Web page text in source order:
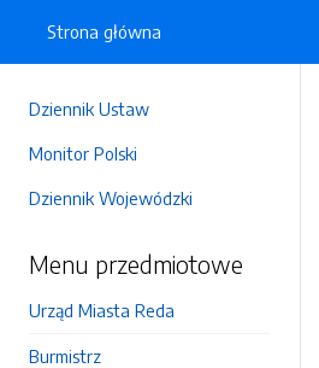
Dziennik Ustaw
Monitor Polski
Dziennik Wojewódzki
Menu przedmiotowe
Urząd Miasta Reda
Burmistrz
Strona główna